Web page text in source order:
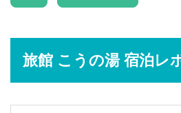
旅館 こうの湯 宿泊レ